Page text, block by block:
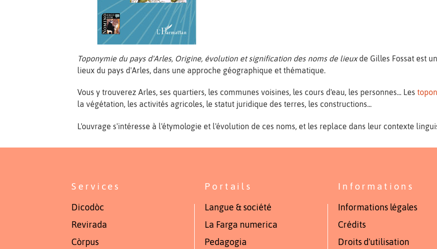
Toponymie du pays d'Arles, Origine, évolution et signification des noms de lieuxde Gilles Fossat est
lieux du pays d'Arles, dans une approche géographique et thématique.
Vous y trouverez Arles, ses quartiers, les communes voisines, les cours d'eau, les personnes... Les
la végétation, les activités agricoles, le statut juridique des terres, les constructions...
L'ouvrage s'intéresse à l'étymologie et l'évolution de ces noms, et les replace dans leur contexte
Services
Dicodòc
Revirada
Còrpus
Portails
Langue & société
La Farga numerica
Pedagogia
Informations
Informations légales
Crédits
Droits d'utilisation